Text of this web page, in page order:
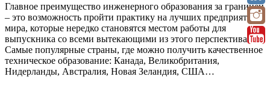
Главное преимущество инженерного образования за границей
– это возможность пройти практику на лучших предприятиях
мира, которые нередко становятся местом работы для
выпускника со всеми вытекающими из этого перспективами.
Самые популярные страны, где можно получить качественное
техническое образование: Канада, Великобритания,
Нидерланды, Австралия, Новая Зеландия, США…